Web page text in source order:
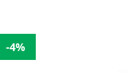
-4%